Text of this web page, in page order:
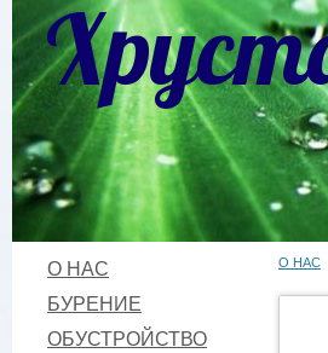
О НАС
БУРЕНИЕ
ОБУСТРОЙСТВО
О НАС